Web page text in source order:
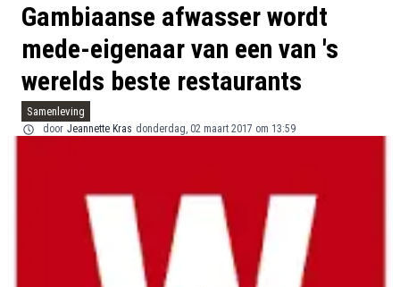
Gambiaanse afwasser wordt
mede-eigenaar van een van 's
werelds beste restaurants
Samenleving
door Jeannette Kras donderdag, 02 maart 2017 om 13:59